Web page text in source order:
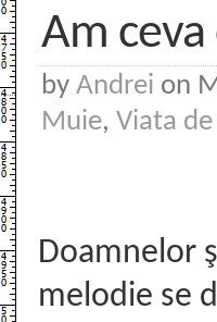
Am
by Andrei on
Muie, Viata de
Doamnelor
melodie se